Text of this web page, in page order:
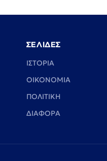
ΣΕΛΙΔΕΣ
ΙΣΤΟΡΙΑ
ΟΙΚΟΝΟΜΙΑ
ΠΟΛΙΤΙΚΗ
ΔΙΑΦΟΡΑ